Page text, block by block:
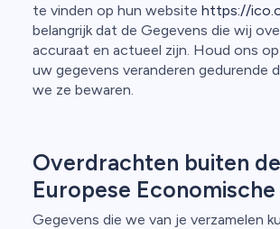
te vinden op hun website https://
belangrijk dat de Gegevens die wij
accuraat en actueel zijn. Houd ons
uw gegevens veranderen gedurende
we ze bewaren.
Overdrachten buiten de
Europese
Gegevens die we van je verzamelen